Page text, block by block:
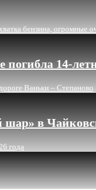
бензина, огромные
погибла 14-
Ваньки – Степаново
шар» в
года